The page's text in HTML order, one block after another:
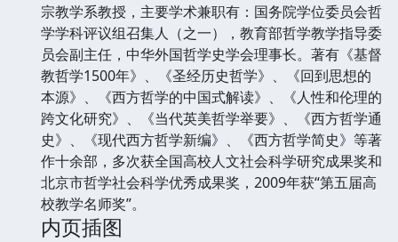
宗教学系教授，主要学术兼职有：国务院学位委员会哲
学学科评议组召集人（之一），教育部哲学教学指导委
员会副主任，中华外国哲学史学会理事长。著有《基督
教哲学1500年》、《圣经历史哲学》、《回到思想的
本源》、《西方哲学的中国式解读》、《人性和伦理的
跨文化研究》、《当代英美哲学举要》、《西方哲学通
史》、《现代西方哲学新编》、《西方哲学简史》等著
作十余部，多次获全国高校人文社会科学研究成果奖和
北京市哲学社会科学优秀成果奖，2009年获“第五届高
校教学名师奖”。
内页插图